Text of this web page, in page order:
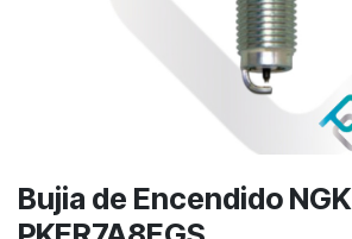
Bujia de Encendido NGK